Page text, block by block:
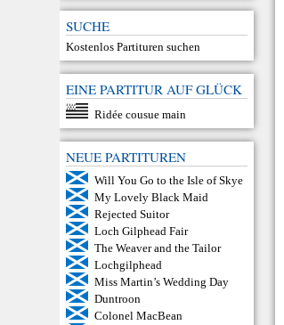
SUCHE
Kostenlos Partituren suchen
EINE PARTITUR AUF GLÜCK
Ridée cousue main
NEUE PARTITUREN
Will You Go to the Isle of Skye
My Lovely Black Maid
Rejected Suitor
Loch Gilphead Fair
The Weaver and the Tailor
Lochgilphead
Miss Martin’s Wedding Day
Duntroon
Colonel MacBean